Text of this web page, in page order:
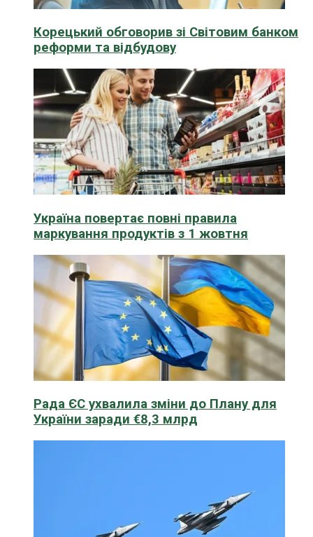
Корецький обговорив зі Світовим банком
реформи та відбудову
Україна повертає повні правила
маркування продуктів з 1 жовтня
Рада ЄС ухвалила зміни до Плану для
України заради €8,3 млрд